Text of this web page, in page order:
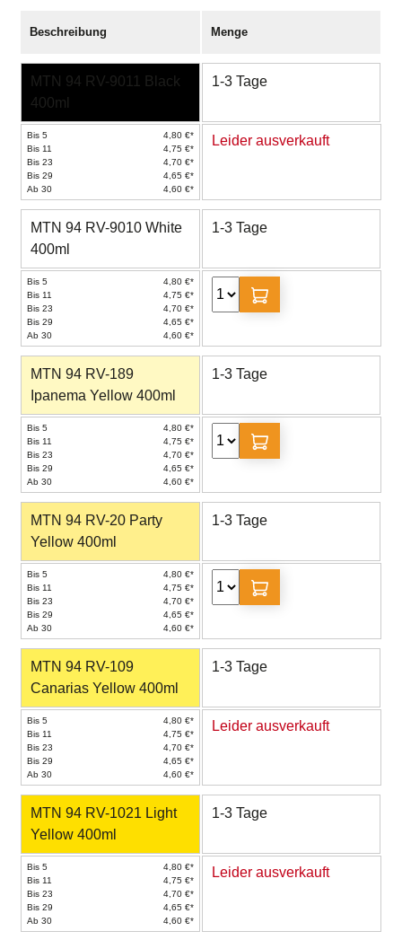
Beschreibung Menge
MTN 94 RV-9011 Black
400ml
1-3 Tage
Bis 5
4,80 €*
Bis 11
4,75 €*
Bis 23
4,70 €*
Bis 29
4,65 €*
Ab 30
4,60 €*
Leider ausverkauft
MTN 94 RV-9010 White
400ml
1-3 Tage
Bis 5
4,80 €*
Bis 11
4,75 €*
Bis 23
4,70 €*
Bis 29
4,65 €*
Ab 30
4,60 €*
MTN 94 RV-189
Ipanema Yellow 400ml
1-3 Tage
Bis 5
4,80 €*
Bis 11
4,75 €*
Bis 23
4,70 €*
Bis 29
4,65 €*
Ab 30
4,60 €*
MTN 94 RV-20 Party
Yellow 400ml
1-3 Tage
Bis 5
4,80 €*
Bis 11
4,75 €*
Bis 23
4,70 €*
Bis 29
4,65 €*
Ab 30
4,60 €*
MTN 94 RV-109
Canarias Yellow 400ml
1-3 Tage
Bis 5
4,80 €*
Bis 11
4,75 €*
Bis 23
4,70 €*
Bis 29
4,65 €*
Ab 30
4,60 €*
Leider ausverkauft
MTN 94 RV-1021 Light
Yellow 400ml
1-3 Tage
Bis 5
4,80 €*
Bis 11
4,75 €*
Bis 23
4,70 €*
Bis 29
4,65 €*
Ab 30
4,60 €*
Leider ausverkauft